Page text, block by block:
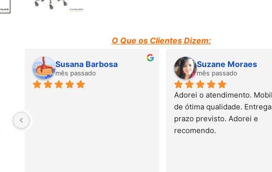
O Que os Clientes Dizem:
Silvia Morais
há 2 meses
Gabrielle
há 2 meses
Amei! Material de ótima qualidade
e serviço de entrega muito